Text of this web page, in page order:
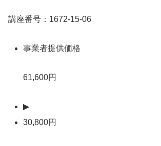
講座番号：1672-15-06
事業者提供価格
61,600円
▶
30,800円